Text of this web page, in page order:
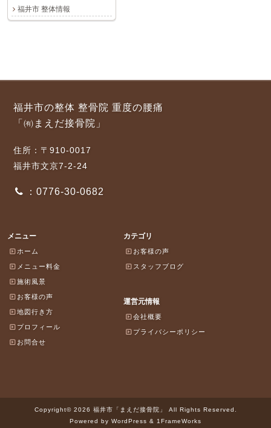
福井市 整体情報
福井市の整体 整骨院 重度の腰痛
「㈲まえだ接骨院」
住所：〒910-0017
福井市文京7-2-24
：0776-30-0682
メニュー
ホーム
メニュー料金
施術風景
お客様の声
地図行き方
プロフィール
お問合せ
カテゴリ
お客様の声
スタッフブログ
運営元情報
会社概要
プライバシーポリシー
Copyright© 2026 福井市「まえだ接骨院」 All Rights Reserved.
Powered by WordPress & 1FrameWorks